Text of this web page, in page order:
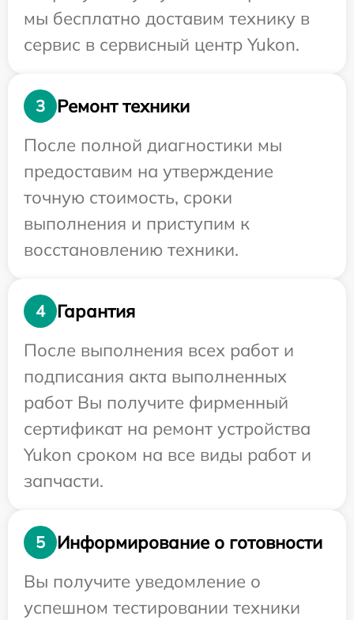
мы бесплатно доставим технику в
сервис в сервисный центр Yukon.
3
Ремонт техники
После полной диагностики мы
предоставим на утверждение
точную стоимость, сроки
выполнения и приступим к
восстановлению техники.
4
Гарантия
После выполнения всех работ и
подписания акта выполненных
работ Вы получите фирменный
сертификат на ремонт устройства
Yukon сроком на все виды работ и
запчасти.
5
Информирование о готовности
Вы получите уведомление о
успешном тестировании техники